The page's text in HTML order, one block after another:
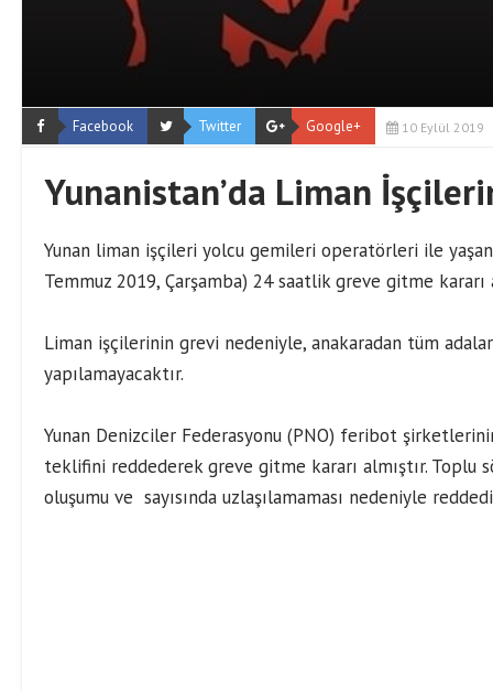
Facebook Twitter Google+ 10 Eylül 2019
Yunanistan’da Liman
Yunan liman işçileri yolcu gemileri operatörleri ile
Temmuz 2019, Çarşamba) 24 saatlik greve gitme kararı
Liman işçilerinin grevi nedeniyle, anakaradan tüm
yapılamayacaktır.
Yunan Denizciler Federasyonu (PNO) feribot
teklifini reddederek greve gitme kararı almıştır. Toplu
oluşumu ve sayısında uzlaşılamaması nedeniyle